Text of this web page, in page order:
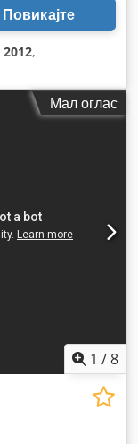
Повикајте
2012,
Мал оглас
1 /8